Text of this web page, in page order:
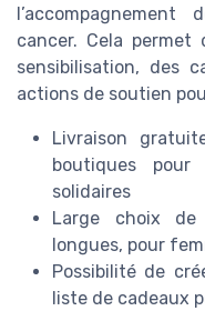
cancer. Cela permet
sensibilisation, des
actions de soutien
Livraison
boutiques
solidaires
Large choix de
longues, pour
Possibilité de
liste de cadeaux